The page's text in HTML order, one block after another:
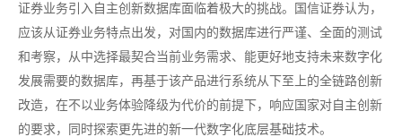
证券业务引入自主创新数据库面临着极大的挑战。国信证券认为，
应该从证券业务特点出发，对国内的数据库进行严谨、全面的测试
和考察，从中选择最契合当前业务需求、能更好地支持未来数字化
发展需要的数据库，再基于该产品进行系统从下至上的全链路创新
改造，在不以业务体验降级为代价的前提下，响应国家对自主创新
的要求，同时探索更先进的新一代数字化底层基础技术。